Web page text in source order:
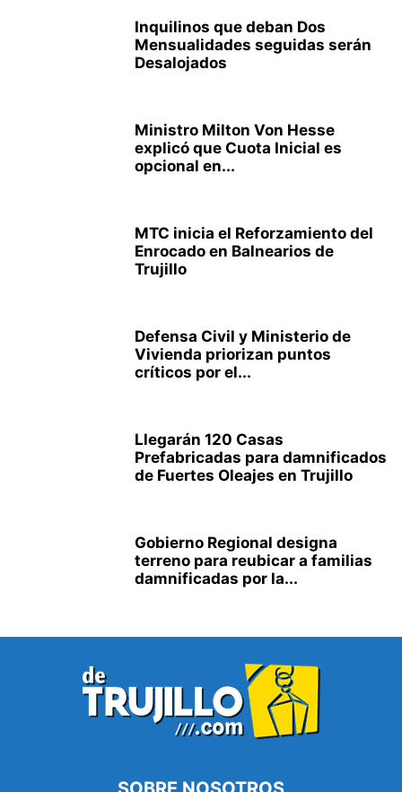
Inquilinos que deban Dos
Mensualidades seguidas serán
Desalojados
Ministro Milton Von Hesse
explicó que Cuota Inicial es
opcional en...
MTC inicia el Reforzamiento del
Enrocado en Balnearios de
Trujillo
Defensa Civil y Ministerio de
Vivienda priorizan puntos
críticos por el...
Llegarán 120 Casas
Prefabricadas para damnificados
de Fuertes Oleajes en Trujillo
Gobierno Regional designa
terreno para reubicar a familias
damnificadas por la...